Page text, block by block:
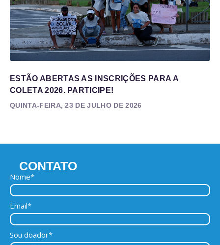
ESTÃO ABERTAS AS INSCRIÇÕES PARA A
COLETA 2026. PARTICIPE!
QUINTA-FEIRA, 23 DE JULHO DE 2026
CONTATO
Nome*
Email*
Sou doador*